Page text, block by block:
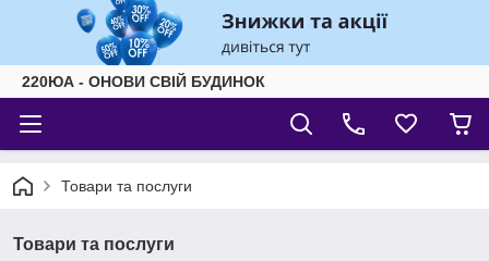
220ЮА - ОНОВИ СВІЙ БУДИНОК
Товари та послуги
Товари та послуги